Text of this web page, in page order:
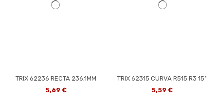
TRIX 62236 RECTA 236,1MM
5,69 €
TRIX 62315 CURVA R515 R3 15º
5,59 €